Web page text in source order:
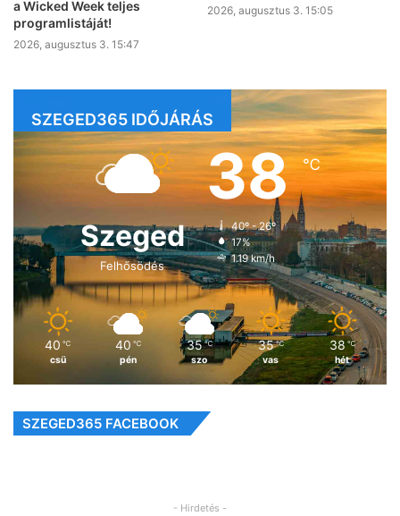
a Wicked Week teljes
programlistáját!
2026, augusztus 3. 15:47
2026, augusztus 3. 15:05
SZEGED365 IDŐJÁRÁS
Szeged
Felhősödés
38℃
40º - 26º
17%
1.19 km/h
40 ℃
csü
40 ℃
pén
35 ℃
szo
35 ℃
vas
38 ℃
hét
SZEGED365 FACEBOOK
- Hirdetés -